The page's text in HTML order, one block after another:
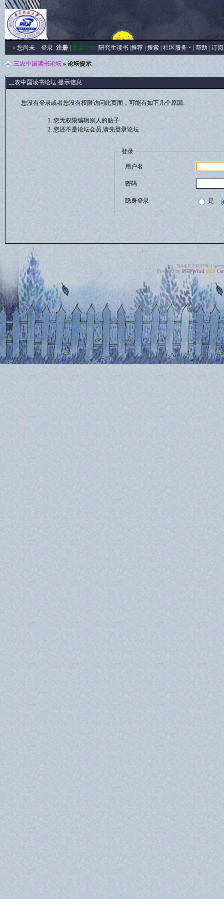
»您尚未 登录 注册| 返回主站| 研究生读书| 推荐| 搜索| 社区服务 帮助 订
三农中国读书论坛» 论坛提示
三农中国读书论坛 提示信息
您没有登录或者您没有权限访问此页面，可能有如下几个原因:
您无权限编辑别人的贴子
您还不是论坛会员,请先登录论坛
登录
用户名
密码
隐身登录 是
Total 0.242479(s)
Powered by PHPWind v6.0